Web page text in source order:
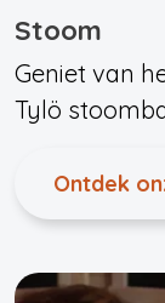
Stoom
Geniet van
Tylö
Ontdek